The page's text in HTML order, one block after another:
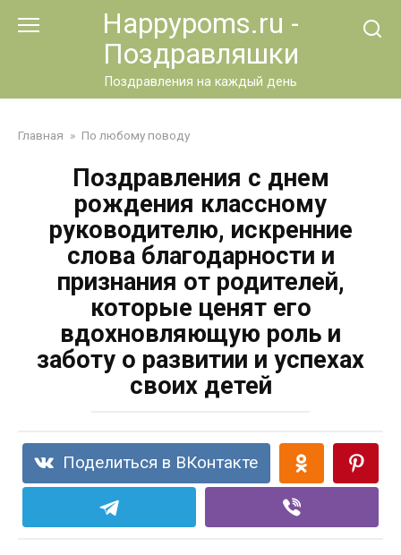
Happypoms.ru -
Поздравляшки
Поздравления на каждый день
Главная » По любому поводу
Поздравления с днем
рождения классному
руководителю, искренние
слова благодарности и
признания от родителей,
которые ценят его
вдохновляющую роль и
заботу о развитии и успехах
своих детей
Поделиться в ВКонтакте